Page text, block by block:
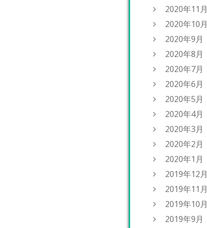
2020年11月
2020年10月
2020年9月
2020年8月
2020年7月
2020年6月
2020年5月
2020年4月
2020年3月
2020年2月
2020年1月
2019年12月
2019年11月
2019年10月
2019年9月